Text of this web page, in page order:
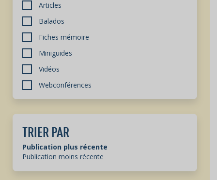
Articles
Balados
Fiches mémoire
Miniguides
Vidéos
Webconférences
TRIER PAR
Publication plus récente
Publication moins récente